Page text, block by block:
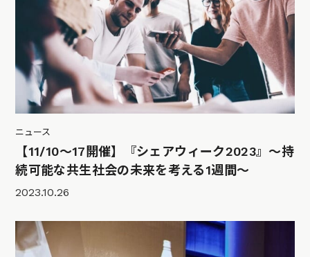
ニュース
【11/10～17開催】『シェアウィーク2023』〜持
続可能な共生社会の未来を考える1週間〜
2023.10.26